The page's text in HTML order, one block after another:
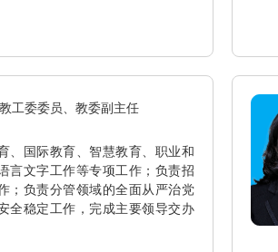
教工委委员、教委副主任
、国际教育、智慧教育、职业和
言文字工作等专项工作；负责招
；负责分管领域的全面从严治党
全稳定工作，完成主要领导交办